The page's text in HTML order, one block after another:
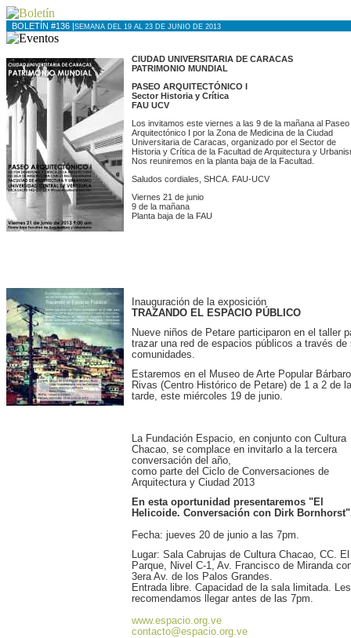
BOLETÍN #136 |SEMANA DEL 19 AL 23 DE JUNIO DE 2013
CIUDAD UNIVERSITARIA DE CARACAS
PATRIMONIO MUNDIAL
PASEO ARQUITECTÓNICO I
Sector Historia y Crítica
FAU UCV
Los invitamos este viernes a las 9 de la mañana al Paseo
Arquitectónico I por la Zona de Medicina de la Ciudad
Universitaria de Caracas, organizado por el Sector de
Historia y Crítica de la Facultad de Arquitectura y
Nos reuniremos en la planta baja de la Facultad.
Saludos cordiales, SHCA. FAU-UCV
Viernes 21 de junio
9 de la mañana
Planta baja de la FAU
Inauguración de la exposición
TRAZANDO EL ESPACIO PÚBLICO
Nueve niños de Petare participaron en el taller
trazar una red de espacios públicos a través de
comunidades.
Estaremos en el Museo de Arte Popular Bárbaro
Rivas (Centro Histórico de Petare) de 1 a 2 de la
tarde, este miércoles 19 de junio.
La Fundación Espacio, en conjunto con Cultura
Chacao, se complace en invitarlo a la tercera
conversación del año,
como parte del Ciclo de Conversaciones de
Arquitectura y Ciudad 2013
En esta oportunidad presentaremos "El
Helicoide. Conversación con Dirk
Fecha: jueves 20 de junio a las 7pm.
Lugar: Sala Cabrujas de Cultura Chacao, CC. El
Parque, Nivel C-1, Av. Francisco de Miranda
3era Av. de los Palos Grandes.
Entrada libre. Capacidad de la sala limitada. Les
recomendamos llegar antes de las 7pm.
www.espacio.org.ve
contacto@espacio.org.ve